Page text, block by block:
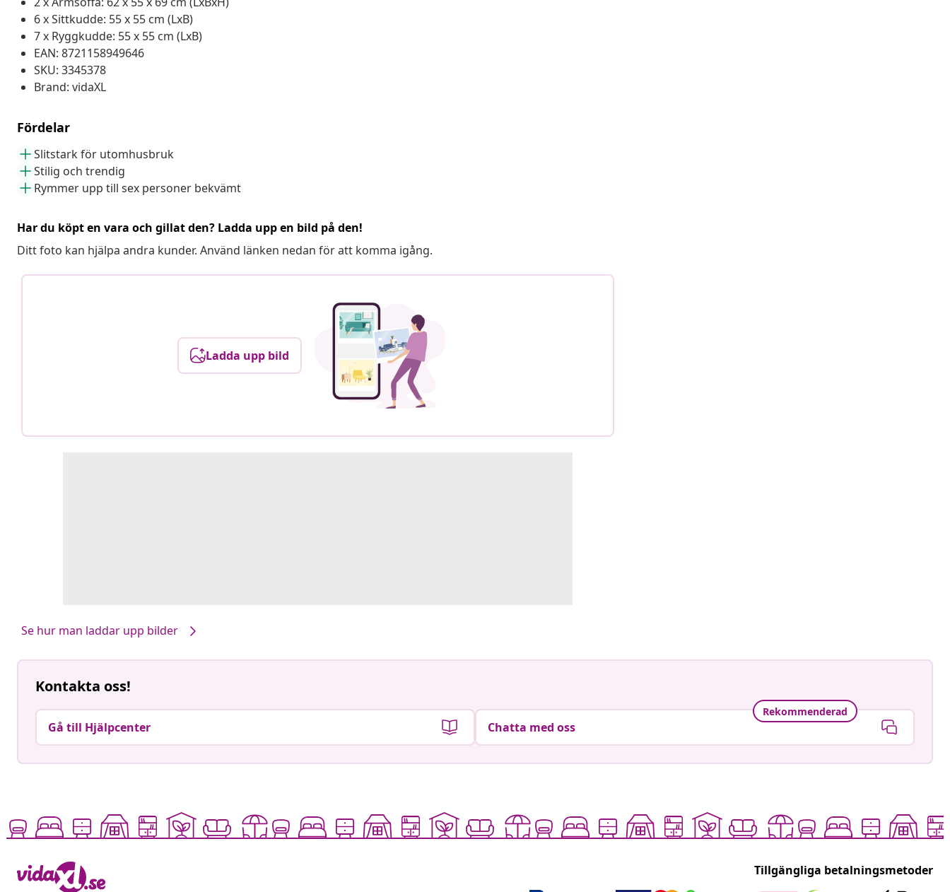
6 x Sittkudde: 55 x 55 cm (LxB)
7 x Ryggkudde: 55 x 55 cm (LxB)
EAN: 8721158949646
SKU: 3345378
Brand: vidaXL
Fördelar
Slitstark för utomhusbruk
Stilig och trendig
Rymmer upp till sex personer bekvämt
Har du köpt en vara och gillat den? Ladda upp en bild på den!
Ditt foto kan hjälpa andra kunder. Använd länken nedan för att komma igång.
Ladda upp bild
Se hur man laddar upp bilder
Kontakta oss!
Gå till Hjälpcenter
Rekommenderad
Chatta med oss
Tillgängliga betalningsmetoder